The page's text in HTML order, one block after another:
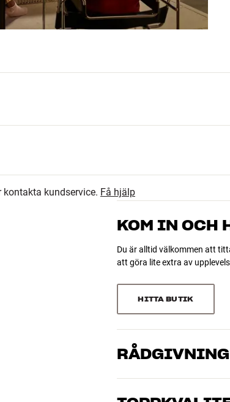
4.8
kontakta kundservice. Få hjälp
KOM IN OCH
Du är alltid välkommen att
att göra lite extra av
HITTA BUTIK
Våra medarbetare är riktiga